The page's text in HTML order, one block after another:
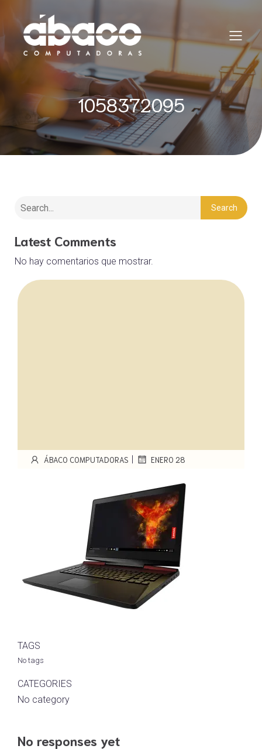
1058372095
Search
Latest Comments
No hay comentarios que mostrar.
ÁBACO COMPUTADORAS | ENERO 28
TAGS
No tags
CATEGORIES
No category
No responses yet